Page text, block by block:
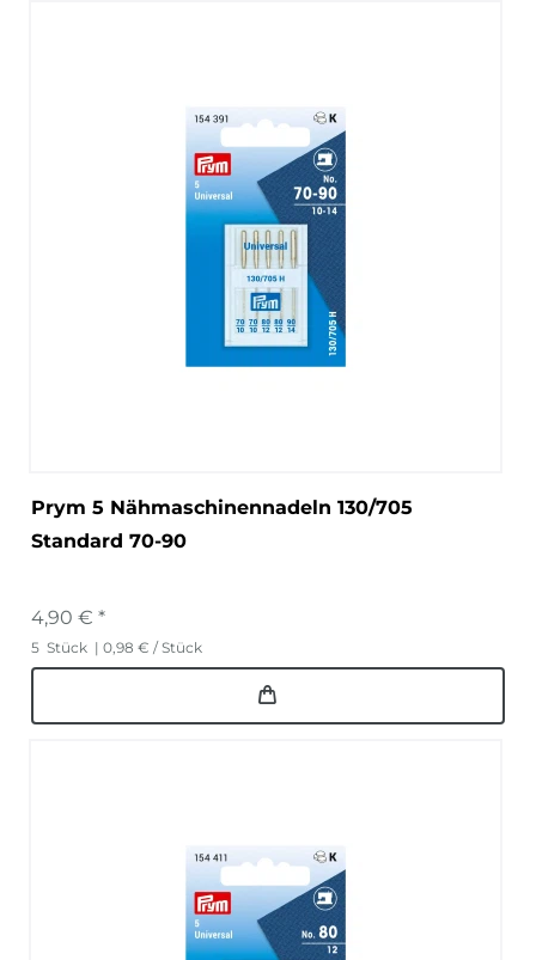
Prym 5 Nähmaschinennadeln 130/705
Standard 70-90
4,90 € *
5 Stück | 0,98 € / Stück